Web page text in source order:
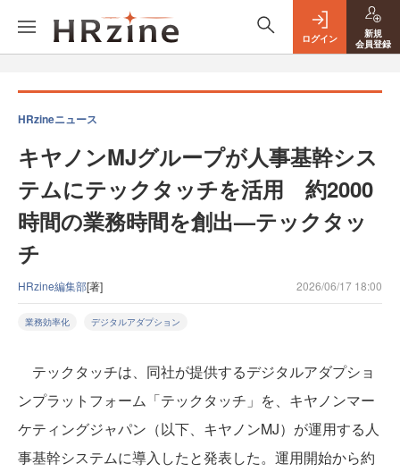
ログイン
新規
会員登録
HRzineニュース
キヤノンMJグループが人事基幹シス
テムにテックタッチを活用 約2000
時間の業務時間を創出—テックタッ
チ
HRzine編集部[著] 2026/06/17 18:00
業務効率化 デジタルアダプション
テックタッチは、同社が提供するデジタルアダプショ
ンプラットフォーム「テックタッチ」を、キヤノンマー
ケティングジャパン（以下、キヤノンMJ）が運用する人
事基幹システムに導入したと発表した。運用開始から約